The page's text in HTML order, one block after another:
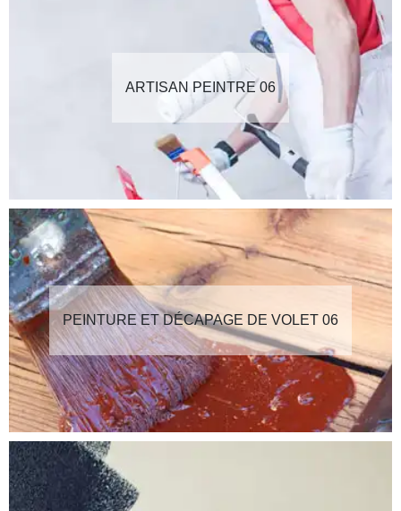
ARTISAN PEINTRE 06
PEINTURE ET DÉCAPAGE DE VOLET 06